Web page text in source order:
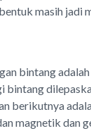
masih jadi
bintang
bintang
berikutnya
magnetik dan